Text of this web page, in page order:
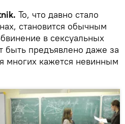
То, что давно стало
становится обычным
в сексуальных
быть предъявлено даже за
многих кажется невинным